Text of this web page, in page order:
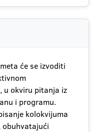
će se izvoditi
u okviru pitanja iz
i programu.
kolokvijuma
obuhvatajući